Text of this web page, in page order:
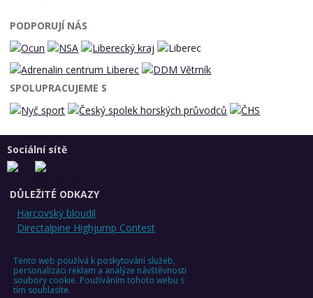
PODPORUJÍ NÁS
SPOLUPRACUJEME S
Sociální sítě
DŮLEŽITÉ ODKAZY
Harcovský bloudil
Directalpine Highjump Contest
Tento web používá k poskytování služeb,
personalizaci reklam a analýze návštěvnosti
soubory cookie. Používáním tohoto webu s
tím souhlasíte.